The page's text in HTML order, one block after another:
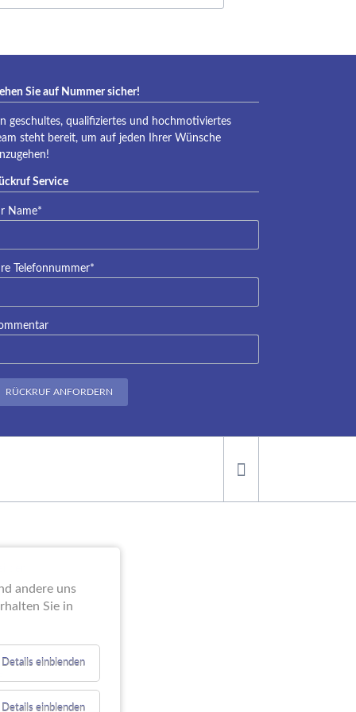
Sie auf Nummer sicher!
geschultes, qualifiziertes und hochmotiviertes
steht bereit, um auf jeden Ihrer Wünsche
Service
Name*
Telefonnummer*
RÜCKRUF ANFORDERN
andere uns
Sie in
Details einblenden
Details einblenden